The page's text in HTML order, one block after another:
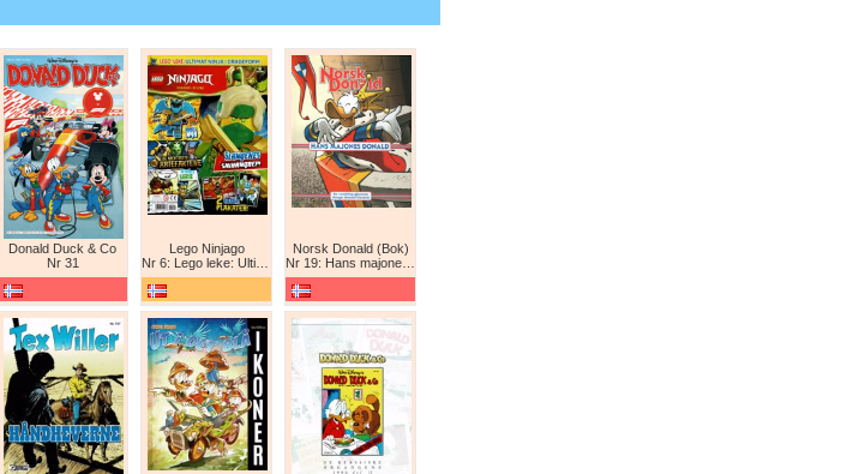
Donald Duck & Co
Nr 31
Lego Ninjago
Nr 6: Lego leke: Ultimat Ninja i drageform
Norsk Donald (Bok)
Nr 19: Hans majones Donald